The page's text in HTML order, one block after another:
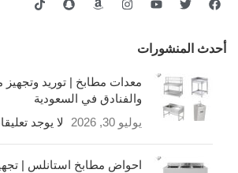
أحدث المنشورات
معدات مطابخ | توريد وتجهيز
والفنادق في السعودية
يوليو 30, 2026
لا يوجد
احواض مطابخ استانلس |